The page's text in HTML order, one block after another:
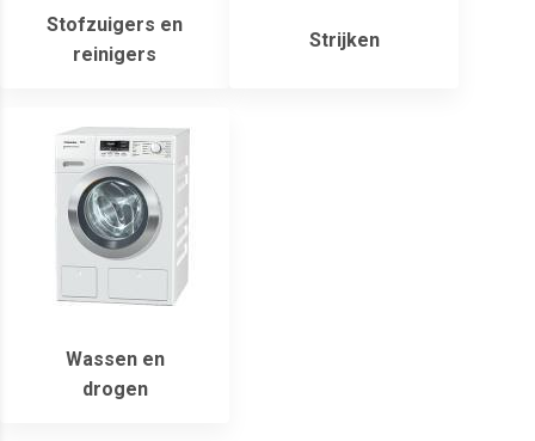
Stofzuigers en
reinigers
Strijken
Wassen en
drogen